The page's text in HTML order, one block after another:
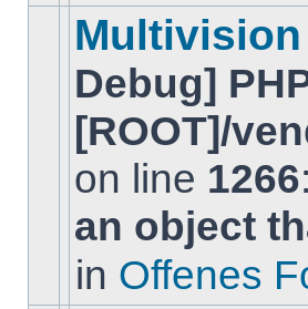
Thema.
gibt
keine
neuen
BeitrÃ¤ge
Debug]
[ROOT]/
on line 1266:
an object
in Offenes